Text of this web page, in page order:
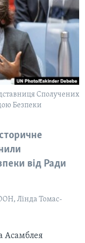
Сполучених
Безпеки
від Ради
Лінда Томас-
Асамблея